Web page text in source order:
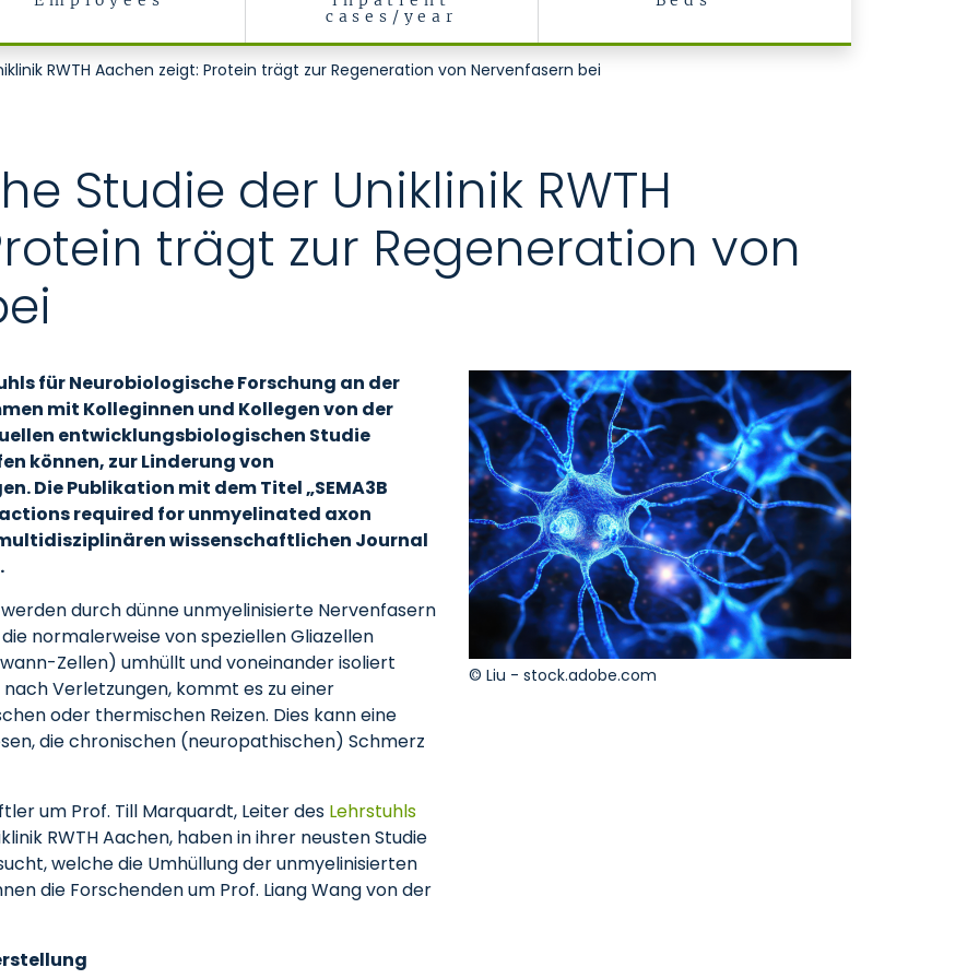
cases/year
RWTH Aachen zeigt: Protein trägt zur Regeneration von Nervenfasern bei
Studie der Uniklinik RWTH
trägt zur Regeneration von
für Neurobiologische Forschung an der
mit Kolleginnen und Kollegen von der
entwicklungsbiologischen Studie
können, zur Linderung von
Die Publikation mit dem Titel „SEMA3B
required for unmyelinated axon
wissenschaftlichen Journal
durch dünne unmyelinisierte Nervenfasern
normalerweise von speziellen Gliazellen
Zellen) umhüllt und voneinander isoliert
Verletzungen, kommt es zu einer
oder thermischen Reizen. Dies kann eine
die chronischen (neuropathischen) Schmerz
um Prof. Till Marquardt, Leiter des Lehrstuhls
RWTH Aachen, haben in ihrer neusten Studie
welche die Umhüllung der unmyelinisierten
die Forschenden um Prof. Liang Wang von der
© Liu - stock.adobe.com